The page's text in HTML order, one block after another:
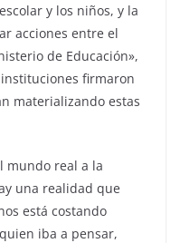
y los niños, y la
acciones entre el
de Educación»,
firmaron
materializando estas
mundo real a la
una realidad que
está costando
iba a pensar,